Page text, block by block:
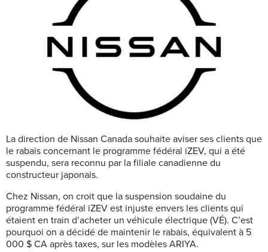
La direction de Nissan Canada souhaite aviser ses clients que
le rabais concernant le programme fédéral iZEV, qui a été
suspendu, sera reconnu par la filiale canadienne du
constructeur japonais.
Chez Nissan, on croit que la suspension soudaine du
programme fédéral iZEV est injuste envers les clients qui
étaient en train d’acheter un véhicule électrique (VÉ). C’est
pourquoi on a décidé de maintenir le rabais, équivalent à 5
000 $ CA après taxes, sur les modèles ARIYA.